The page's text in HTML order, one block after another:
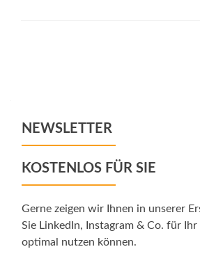
NEWSLETTER
KOSTENLOS FÜR SIE
Gerne zeigen wir Ihnen in unserer
Sie LinkedIn, Instagram & Co. für
optimal nutzen können.